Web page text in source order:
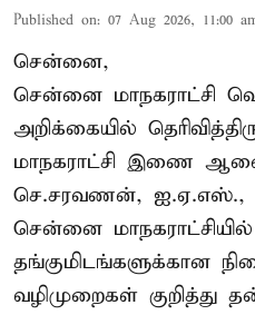
Published on: 07 Aug 2026, 11:00
சென்னை,
சென்னை மாநகராட்சி
அறிக்கையில்
மாநகராட்சி இணை
செ.சரவணன், ஐ.ஏ.எஸ்.,
சென்னை
தங்குமிடங்களுக்கான
வழிமுறைகள் குறித்து